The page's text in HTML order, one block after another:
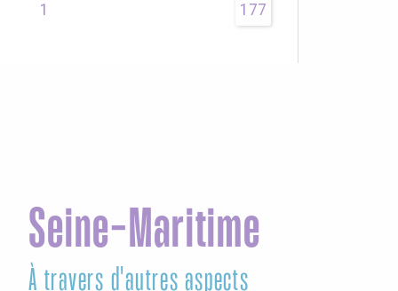
1 177
Seine-Maritime
À travers d'autres aspects